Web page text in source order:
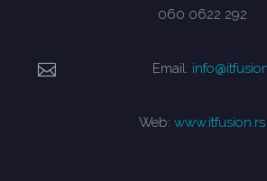
060 0622 292
Email:
Web: www.itfusion.rs